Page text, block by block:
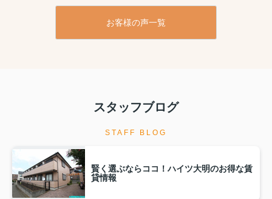
お客様の声一覧
スタッフブログ
STAFF BLOG
賢く選ぶならココ！ハイツ大明のお得な賃
貸情報